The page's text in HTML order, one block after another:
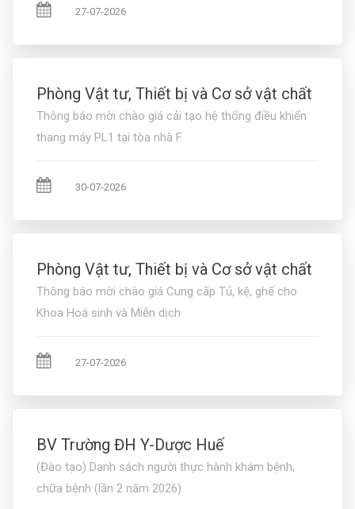
27-07-2026
Phòng Vật tư, Thiết bị và Cơ sở vật chất
Thông báo mời chào giá cải tạo hệ thống điều khiển
thang máy PL1 tại tòa nhà F
30-07-2026
Phòng Vật tư, Thiết bị và Cơ sở vật chất
Thông báo mời chào giá Cung cấp Tủ, kệ, ghế cho
Khoa Hoá sinh và Miễn dịch
27-07-2026
BV Trường ĐH Y-Dược Huế
(Đào tạo) Danh sách người thực hành khám bệnh,
chữa bệnh (lần 2 năm 2026)